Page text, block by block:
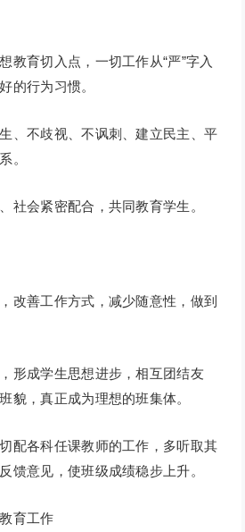
教育切入点，一切工作从“严”字入
的行为习惯。
、不歧视、不讽刺、建立民主、平
。
社会紧密配合，共同教育学生。
改善工作方式，减少随意性，做到
形成学生思想进步，相互团结友
貌，真正成为理想的班集体。
配各科任课教师的工作，多听取其
馈意见，使班级成绩稳步上升。
育工作